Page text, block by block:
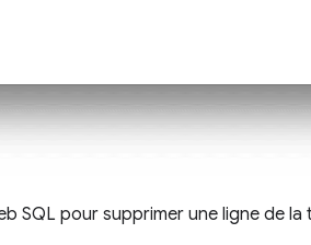
SQL pour supprimer une ligne de la